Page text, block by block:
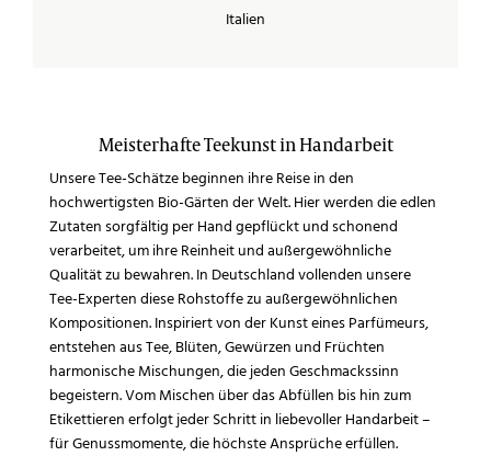
Italien
Meisterhafte Teekunst in Handarbeit
Unsere Tee-Schätze beginnen ihre Reise in den
hochwertigsten Bio-Gärten der Welt. Hier werden die edlen
Zutaten sorgfältig per Hand gepflückt und schonend
verarbeitet, um ihre Reinheit und außergewöhnliche
Qualität zu bewahren. In Deutschland vollenden unsere
Tee-Experten diese Rohstoffe zu außergewöhnlichen
Kompositionen. Inspiriert von der Kunst eines Parfümeurs,
entstehen aus Tee, Blüten, Gewürzen und Früchten
harmonische Mischungen, die jeden Geschmackssinn
begeistern. Vom Mischen über das Abfüllen bis hin zum
Etikettieren erfolgt jeder Schritt in liebevoller Handarbeit –
für Genussmomente, die höchste Ansprüche erfüllen.